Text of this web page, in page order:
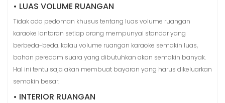
• LUAS VOLUME RUANGAN
Tidak ada pedoman khusus tentang luas volume ruangan
karaoke lantaran setiap orang mempunyai standar yang
berbeda-beda. kalau volume ruangan karaoke semakin luas,
bahan peredam suara yang dibutuhkan akan semakin banyak.
Hal ini tentu saja akan membuat bayaran yang harus dikeluarkan
semakin besar.
• INTERIOR RUANGAN